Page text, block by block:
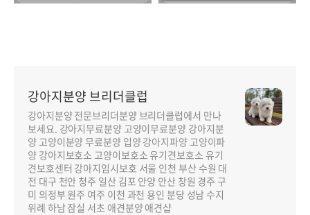
강아지분양 브리더클럽
강아지분양 전문브리더분양 브리더클럽에서 만나
보세요. 강아지무료분양 고양이무료분양 강아지분
양 고양이분양 무료분양 입양 강아지파양 고양이파
양 강아지보호소 고양이보호소 유기견보호소 유기
견보호센터 강아지임시보호 서울 인천 부산 수원 대
전 대구 천안 청주 일산 김포 안양 안산 창원 경주 구
미 의정부 원주 여주 이천 과천 용인 분당 성남 수지
위례 하남 잠실 서초 애견분양 애견샵